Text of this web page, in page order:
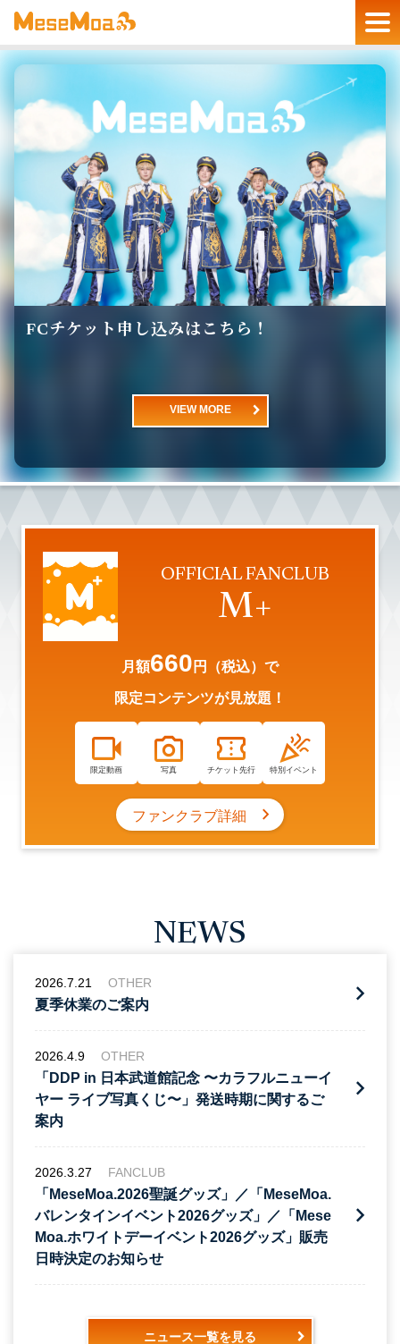
FCチケット申し込みはこちら！
VIEW MORE
OFFICIAL FANCLUB
M+
月額660 円（税込）で
限定コンテンツが見放題！
videocam
限定動画 photo_camera
写真 confirmation_number
チケット先行 celebration
特別イベント
ファンクラブ詳細 chevron_right
NEWS
2026.7.21 OTHER
夏季休業のご案内
2026.4.9 OTHER
「DDP in 日本武道館記念 〜カラフルニューイ
ヤー ライブ写真くじ〜」発送時期に関するご
案内
2026.3.27 FANCLUB
「MeseMoa.2026聖誕グッズ」／「MeseMoa.
バレンタインイベント2026グッズ」／「Mese
Moa.ホワイトデーイベント2026グッズ」販売
日時決定のお知らせ
ニュース一覧を見る